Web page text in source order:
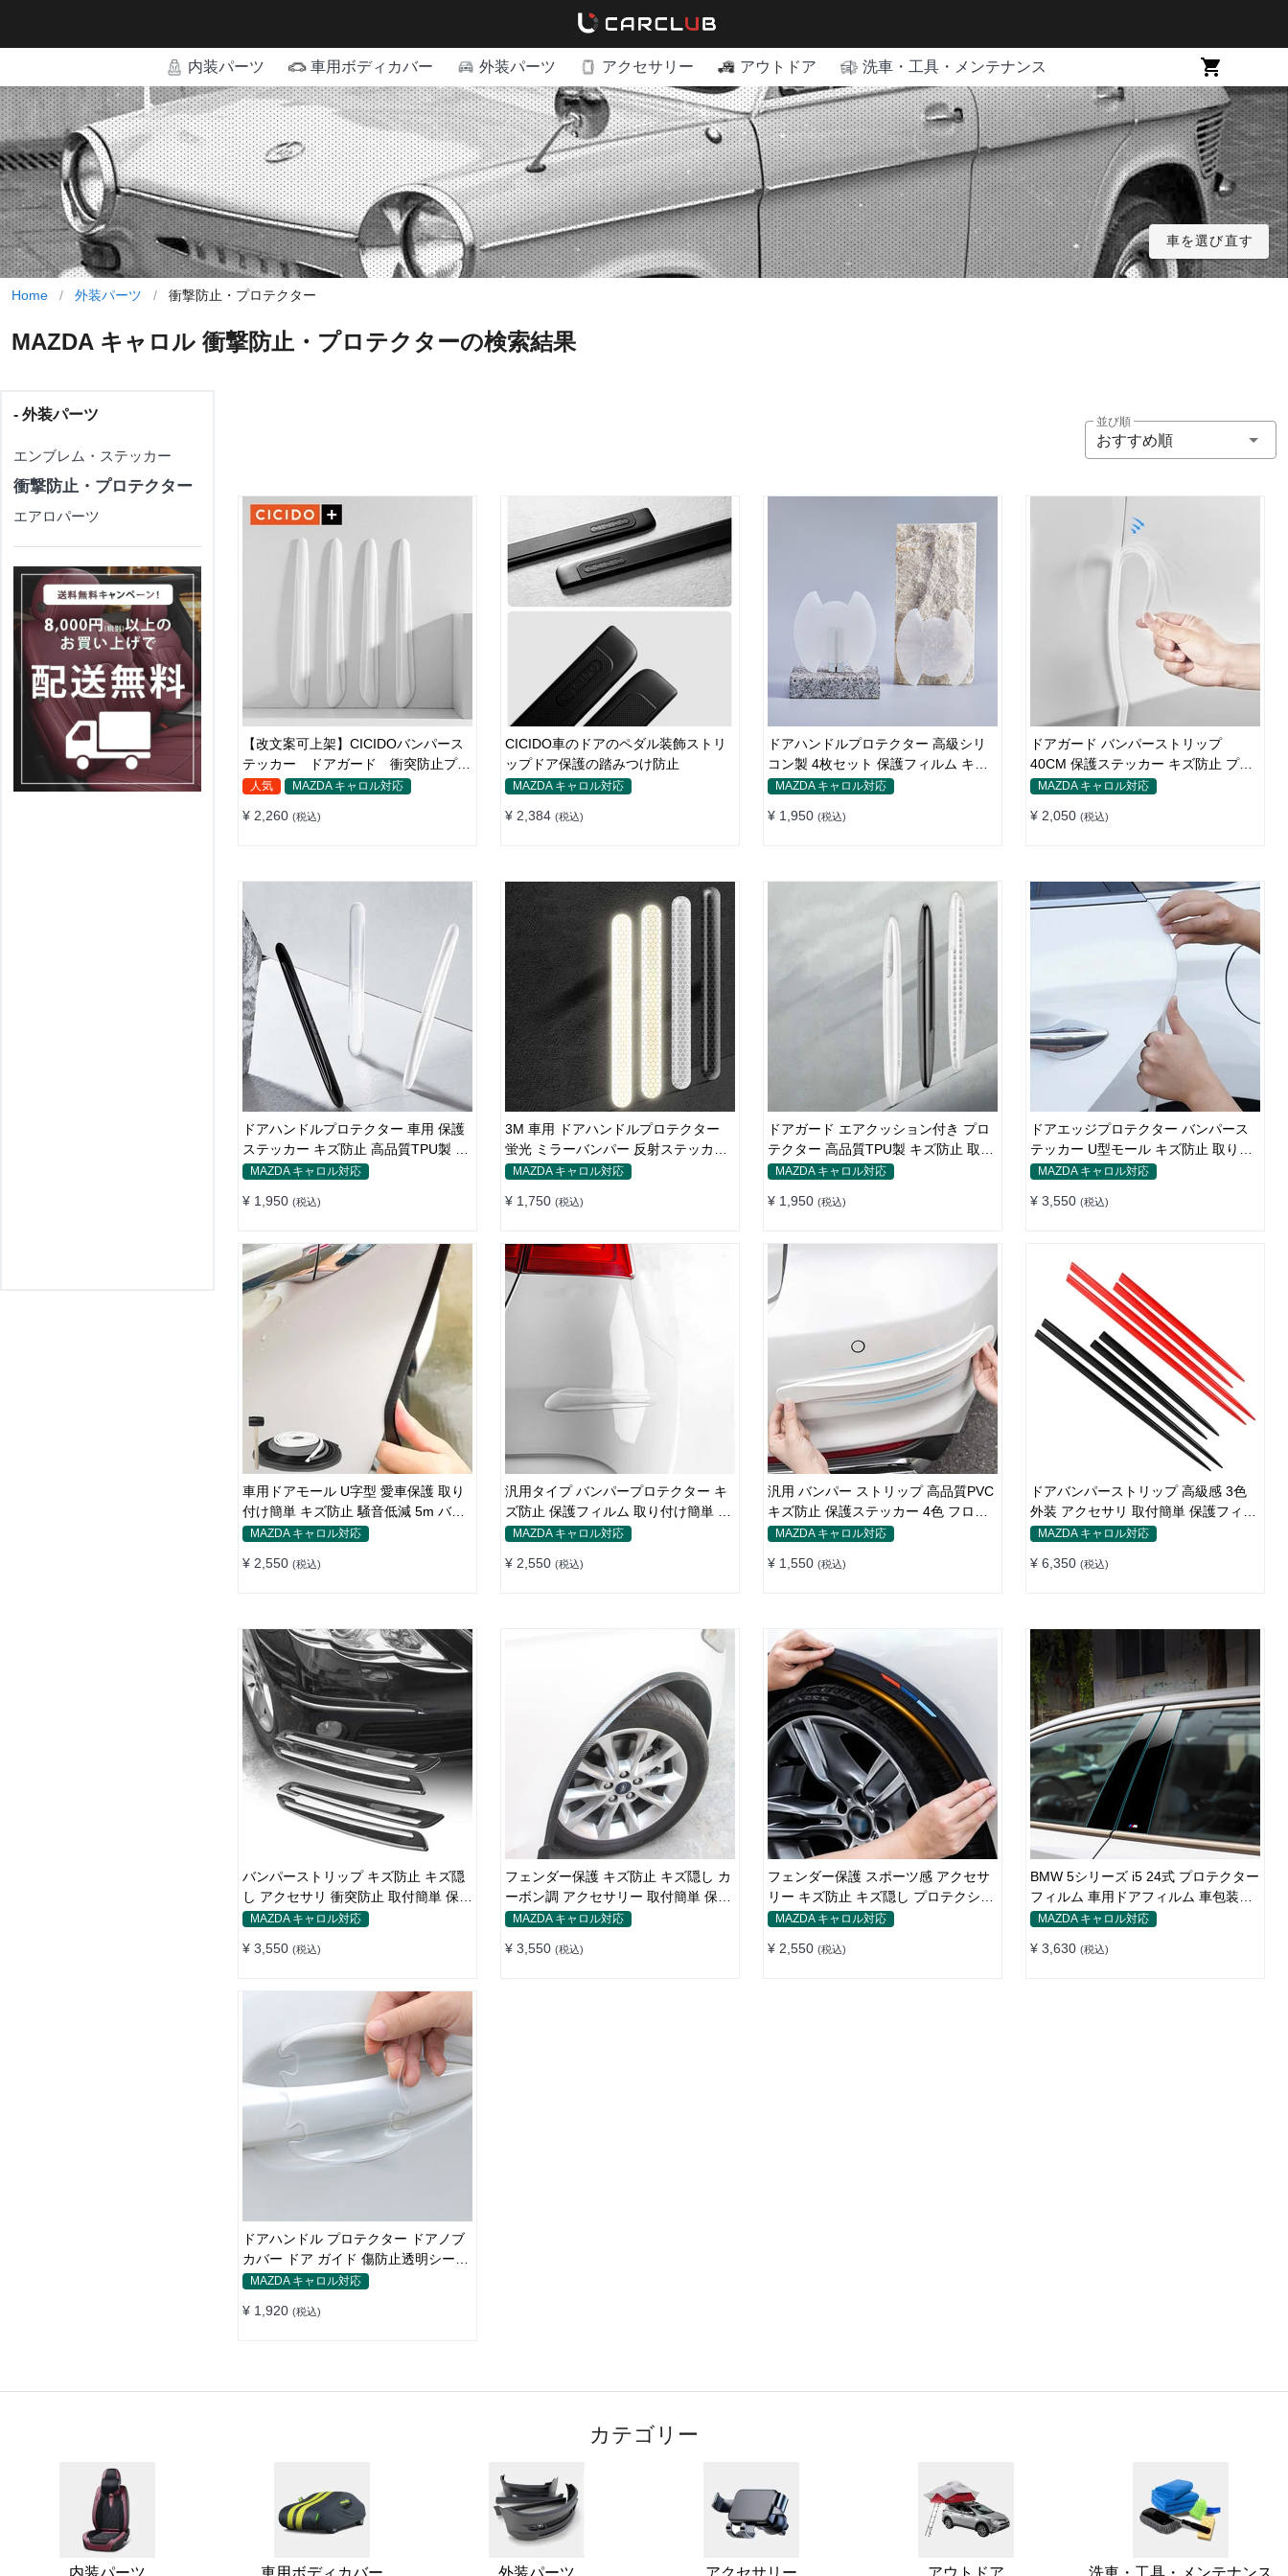
内装パーツ 車用ボディカバー 外装パーツ アクセサリー アウトドア 洗車・工具・メンテナンス
車を選び直す
Home / 外装パーツ / 衝撃防止・プロテクター
MAZDA キャロル 衝撃防止・プロテクターの検索結果
- 外装パーツ
エンブレム・ステッカー
衝撃防止・プロテクター
エアロパーツ
並び順
おすすめ順
【改文案可上架】CICIDOバンパース
テッカー ドアガード 衝突防止プロ
テクター 耐スクラッチ シリカゲル
人気 MAZDA キャロル対応
¥ 2,260 (税込)
CICIDO車のドアのペダル装飾ストリ
ップドア保護の踏みつけ防止
MAZDA キャロル対応
¥ 2,384 (税込)
ドアハンドルプロテクター 高級シリ
コン製 4枚セット 保護フィルム キズ
防止 全車種
MAZDA キャロル対応
¥ 1,950 (税込)
ドアガード バンパーストリップ
40CM 保護ステッカー キズ防止 プロ
テクターシール
MAZDA キャロル対応
¥ 2,050 (税込)
ドアハンドルプロテクター 車用 保護
ステッカー キズ防止 高品質TPU製 4
枚セット
MAZDA キャロル対応
¥ 1,950 (税込)
3M 車用 ドアハンドルプロテクター
蛍光 ミラーバンパー 反射ステッカー
保護フィルム
MAZDA キャロル対応
¥ 1,750 (税込)
ドアガード エアクッション付き プロ
テクター 高品質TPU製 キズ防止 取り
付け簡単
MAZDA キャロル対応
¥ 1,950 (税込)
ドアエッジプロテクター バンパース
テッカー U型モール キズ防止 取り付
け簡単 騒音低減
MAZDA キャロル対応
¥ 3,550 (税込)
車用ドアモール U字型 愛車保護 取り
付け簡単 キズ防止 騒音低減 5m バン
パーストリップ
MAZDA キャロル対応
¥ 2,550 (税込)
汎用タイプ バンパープロテクター キ
ズ防止 保護フィルム 取り付け簡単 フ
ィット感抜群
MAZDA キャロル対応
¥ 2,550 (税込)
汎用 バンパー ストリップ 高品質PVC
キズ防止 保護ステッカー 4色 フロン
ト・リア
MAZDA キャロル対応
¥ 1,550 (税込)
ドアバンパーストリップ 高級感 3色
外装 アクセサリ 取付簡単 保護フィル
ム キズ防止 キズ隠し
MAZDA キャロル対応
¥ 6,350 (税込)
バンパーストリップ キズ防止 キズ隠
し アクセサリ 衝突防止 取付簡単 保護
フィルム
MAZDA キャロル対応
¥ 3,550 (税込)
フェンダー保護 キズ防止 キズ隠し カ
ーボン調 アクセサリー 取付簡単 保護
ステッカー
MAZDA キャロル対応
¥ 3,550 (税込)
フェンダー保護 スポーツ感 アクセサ
リー キズ防止 キズ隠し プロテクショ
ンステッカー
MAZDA キャロル対応
¥ 2,550 (税込)
BMW 5シリーズ i5 24式 プロテクター
フィルム 車用ドアフィルム 車包装フ
ィルム チップ 傷 汚れ 防止 透明ベー
MAZDA キャロル対応
¥ 3,630 (税込)
ドアハンドル プロテクター ドアノブ
カバー ドア ガイド 傷防止透明シール
カバー ステッカー 保護 傷防止 ドアノ
MAZDA キャロル対応
¥ 1,920 (税込)
カテゴリー
内装パーツ 車用ボディカバー 外装パーツ アクセサリー アウトドア 洗車・工具・メンテナンス